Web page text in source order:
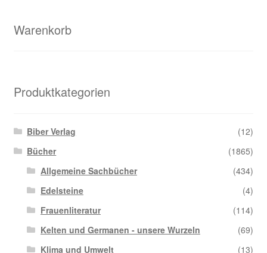
Warenkorb
Produktkategorien
Biber Verlag
(12)
Bücher
(1865)
Allgemeine Sachbücher
(434)
Edelsteine
(4)
Frauenliteratur
(114)
Kelten und Germanen - unsere Wurzeln
(69)
Klima und Umwelt
(13)